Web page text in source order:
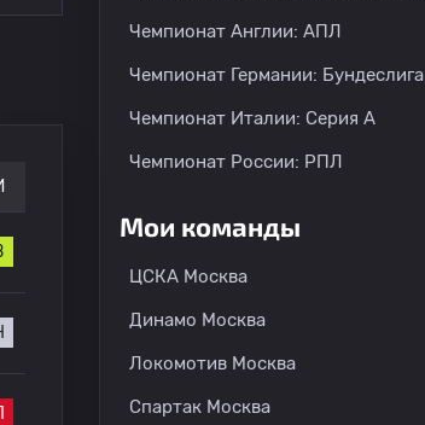
Чемпионат Англии: АПЛ
Чемпионат Германии: Бундеслига
Чемпионат Италии: Серия А
Чемпионат России: РПЛ
Мои команды
ЦСКА Москва
Динамо Москва
Локомотив Москва
Спартак Москва